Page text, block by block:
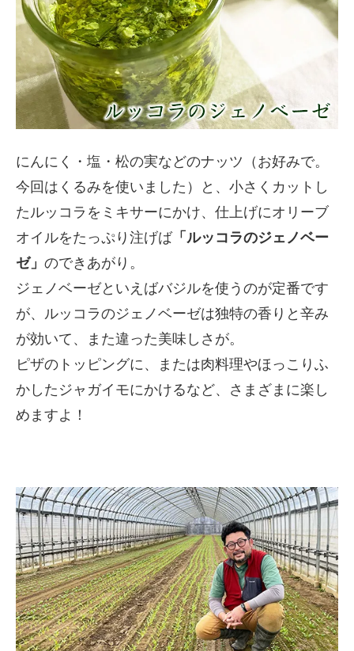
にんにく・塩・松の実などのナッツ（お好みで。
今回はくるみを使いました）と、小さくカットし
たルッコラをミキサーにかけ、仕上げにオリーブ
オイルをたっぷり注げば「ルッコラのジェノベー
ゼ」 のできあがり。
ジェノベーゼといえばバジルを使うのが定番です
が、ルッコラのジェノベーゼは独特の香りと辛み
が効いて、また違った美味しさが。
ピザのトッピングに、または肉料理やほっこりふ
かしたジャガイモにかけるなど、さまざまに楽し
めますよ！